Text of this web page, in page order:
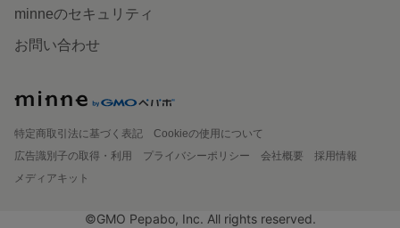
minneのセキュリティ
お問い合わせ
特定商取引法に基づく表記
Cookieの使用について
広告識別子の取得・利用
プライバシーポリシー 会社概要
採用情報
メディアキット
©GMO Pepabo, Inc. All rights reserved.